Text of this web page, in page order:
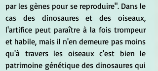
par les gènes pour se reproduire". Dans le
cas des dinosaures et des oiseaux,
l'artifice peut paraître à la fois trompeur
et habile, mais il n'en demeure pas moins
qu'à travers les oiseaux c'est bien le
patrimoine génétique des dinosaures qui